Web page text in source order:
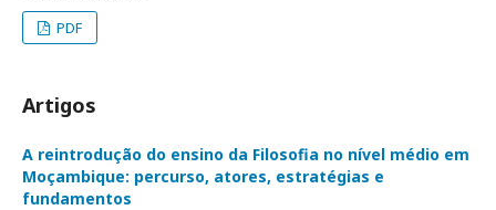
PDF
Artigos
A reintrodução do ensino da Filosofia no nível médio em
Moçambique: percurso, atores, estratégias e
fundamentos